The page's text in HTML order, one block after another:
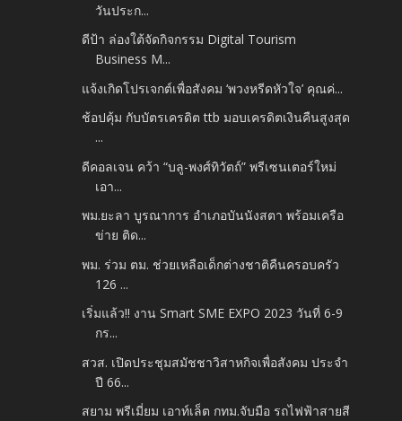
วันประก...
ดีป้า ล่องใต้จัดกิจกรรม Digital Tourism
Business M...
แจ้งเกิดโปรเจกต์เพื่อสังคม ‘พวงหรีดหัวใจ’ คุณค่...
ช้อปคุ้ม กับบัตรเครดิต ttb มอบเครดิตเงินคืนสูงสุด
...
ดีคอลเจน คว้า “บลู-พงศ์ทิวัตถ์” พรีเซนเตอร์ใหม่
เอา...
พม.ยะลา บูรณาการ อำเภอบันนังสตา พร้อมเครือ
ข่าย ติด...
พม. ร่วม ตม. ช่วยเหลือเด็กต่างชาติคืนครอบครัว
126 ...
เริ่มแล้ว!! งาน Smart SME EXPO 2023 วันที่ 6-9
กร...
สวส. เปิดประชุมสมัชชาวิสาหกิจเพื่อสังคม ประจำ
ปี 66...
สยาม พรีเมี่ยม เอาท์เล็ต กทม.จับมือ รถไฟฟ้าสายสี